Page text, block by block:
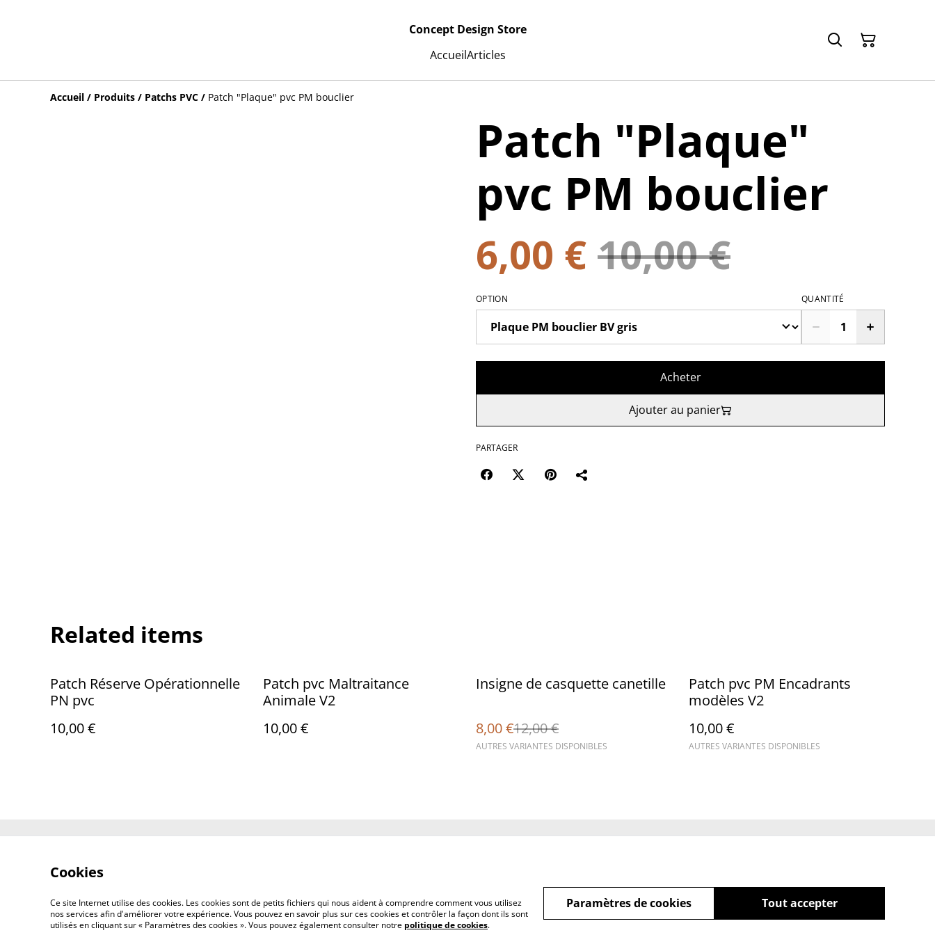
Concept Design Store
AccueilArticles
Accueil / Produits / Patchs PVC / Patch "Plaque" pvc PM bouclier
Patch "Plaque"
pvc PM bouclier
6,00 € 10,00 €
OPTION QUANTITÉ
Acheter
Ajouter au panier
PARTAGER
Related items
Patch Réserve Opérationnelle
PN pvc
10,00 €
Patch pvc Maltraitance
Animale V2
10,00 €
%
Insigne de casquette canetille
8,00 €12,00 €
AUTRES VARIANTES DISPONIBLES
Patch pvc PM Encadrants
modèles V2
10,00 €
AUTRES VARIANTES DISPONIBLES
©2026 Concept Design Store
Cookies
Ce site Internet utilise des cookies. Les cookies sont de petits fichiers qui nous aident à comprendre comment vous utilisez
nos services afin d'améliorer votre expérience. Vous pouvez en savoir plus sur ces cookies et contrôler la façon dont ils sont
utilisés en cliquant sur « Paramètres des cookies ». Vous pouvez également consulter notre politique de cookies.
Tout accepter
Paramètres de cookies